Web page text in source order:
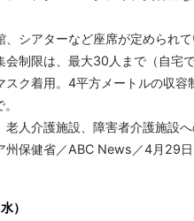
、シアターなど座席が定められ
会制限は、最大30人まで（自宅
スク着用。4平方メートルの収容
老人介護施設、障害者介護施設
州保健省／ABC News／4月29日
）